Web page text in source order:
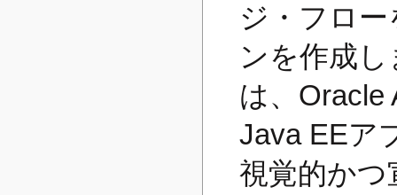
ジ・フロ
ンを作成
は、Oracle
Java EEア
視覚的かつ